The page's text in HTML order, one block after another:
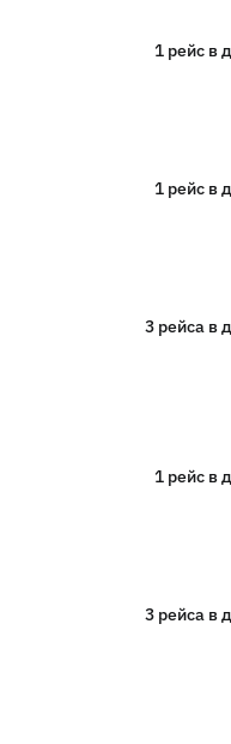
1 рейс в
1 рейс в
3 рейсa в
1 рейс в
3 рейсa в